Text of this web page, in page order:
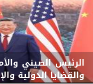
الرئيس الصيني
والقضايا الدولية